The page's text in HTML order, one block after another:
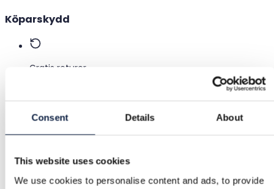
Consent Details About
This website uses cookies
We use cookies to personalise content and ads, to provide
Köparskydd
Gratis returer
Återbetalning om varan är felaktig eller inte som